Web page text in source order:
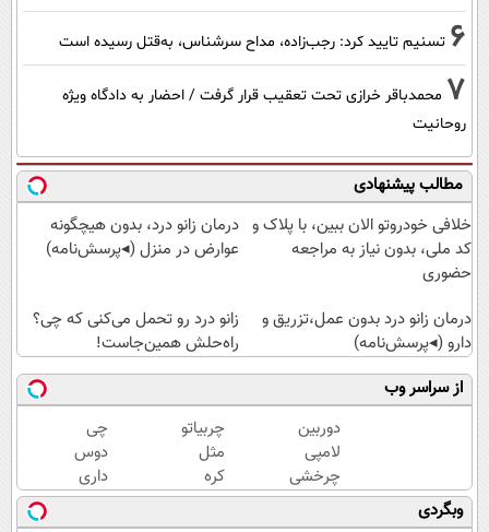
6 تسنیم تایید کرد: رجب‌زاده، مداح سرشناس، به‌قتل رسیده است
7 محمدباقر خرازی تحت تعقیب قرار گرفت / احضار به دادگاه ویژه
روحانیت
مطالب پیشنهادی
خلافی خودروتو الان ببین، با پلاک و
کد ملی، بدون نیاز به مراجعه
حضوری
درمان زانو درد، بدون هیچگونه
عوارض در منزل (◂پرسش‌نامه)
درمان زانو درد بدون عمل،تزریق و
دارو (◂پرسش‌نامه)
زانو درد رو تحمل می‌کنی که چی؟
راه‌حلش همین‌جاست!
از سراسر وب
دوربین
لامپی
چرخشی
360
درجه
چربیاتو
مثل
کره
آب کن
🔥
چی
دوس
داری
بخری
؟ PS5
وبگردی